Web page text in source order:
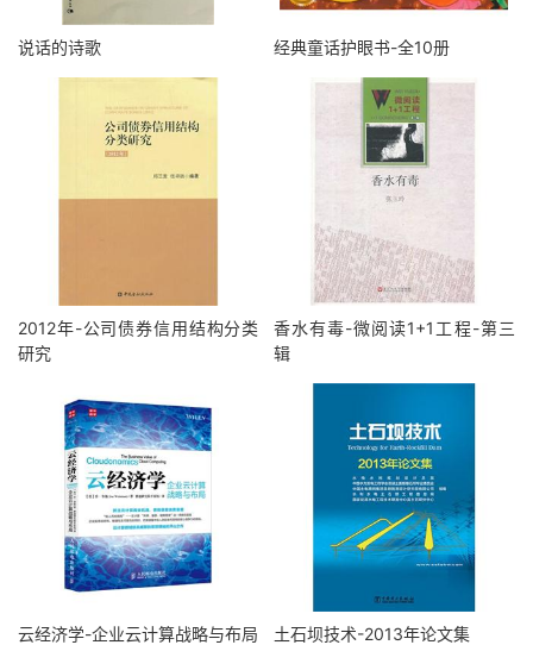
说话的诗歌 经典童话护眼书-全10册
2012年-公司债券信用结构分类
研究
香水有毒-微阅读1+1工程-第三
辑
云经济学-企业云计算战略与布局 土石坝技术-2013年论文集